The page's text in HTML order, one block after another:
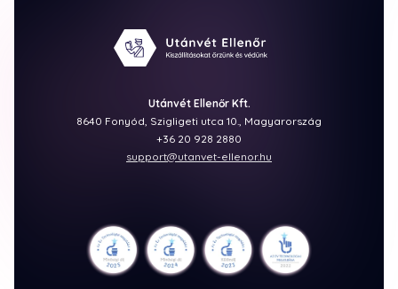
Utánvét Ellenőr Kft.
8640 Fonyód, Szigligeti utca 10., Magyarország
+36 20 928 2880
support@utanvet-ellenor.hu